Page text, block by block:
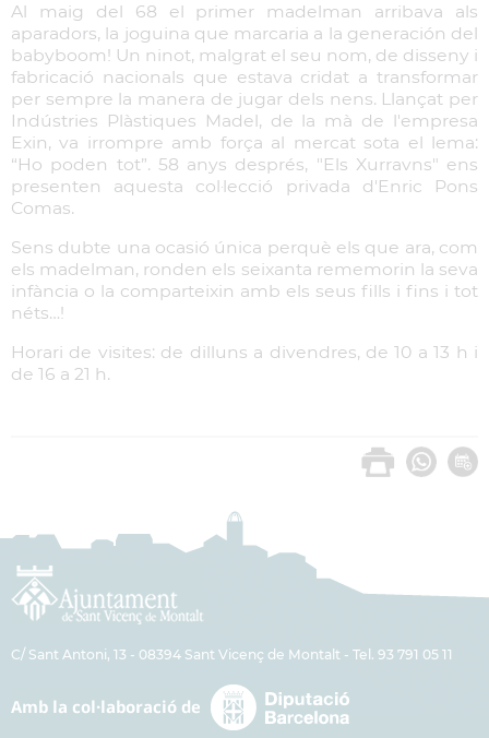
Al maig del 68 el primer madelman arribava als
aparadors, la joguina que marcaria a la generación del
babyboom! Un ninot, malgrat el seu nom, de disseny i
fabricació nacionals que estava cridat a transformar
per sempre la manera de jugar dels nens. Llançat per
Indústries Plàstiques Madel, de la mà de l'empresa
Exin, va irrompre amb força al mercat sota el lema:
“Ho poden tot”. 58 anys després, "Els Xurravns" ens
presenten aquesta col·lecció privada d'Enric Pons
Comas.
Sens dubte una ocasió única perquè els que ara, com
els madelman, ronden els seixanta rememorin la seva
infància o la comparteixin amb els seus fills i fins i tot
néts…!
Horari de visites: de dilluns a divendres, de 10 a 13 h i
de 16 a 21 h.
C/ Sant Antoni, 13 - 08394 Sant Vicenç de Montalt - Tel. 93 791 05 11